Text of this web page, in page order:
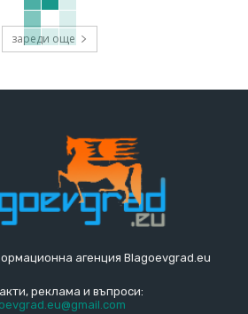
зареди още
агенция Blagoevgrad.eu
реклама и въпроси: